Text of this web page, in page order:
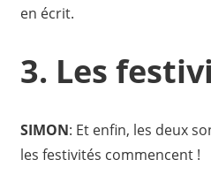
en écrit.
3. Les
SIMON: Et enfin, les deux
les festivités commencent !